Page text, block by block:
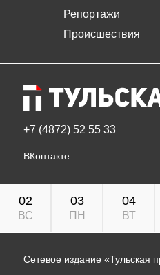
Репортажи
Происшествия
+7 (4872) 52 55 33
ВКонтакте
02
ВС
03
ПН
04
ВТ
Сетевое издание «Тульская